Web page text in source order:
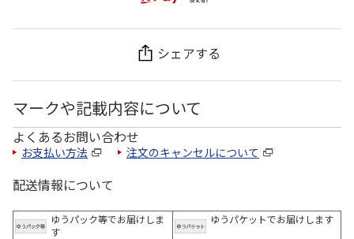
シェアする
マークや記載内容について
よくあるお問い合わせ
お支払い方法 注文のキャンセルについて
配送情報について
ゆうパック等でお届けしま
す
ゆうパケットでお届けします